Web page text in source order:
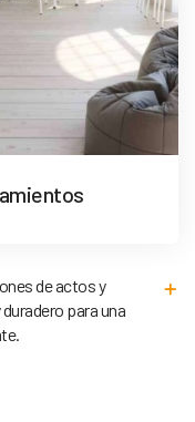
de actos y
para una